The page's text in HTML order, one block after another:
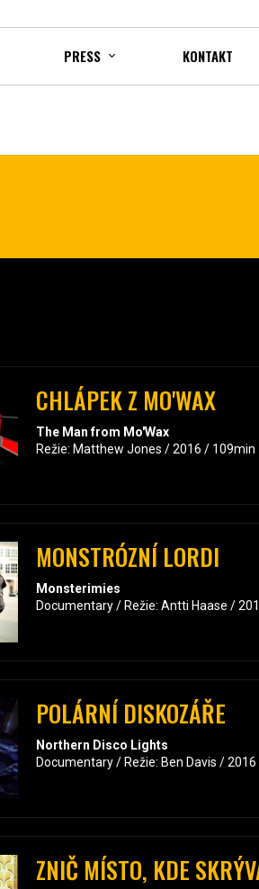
PRESS KONTAKT
CHLÁPEK Z MO'WAX
The Man from Mo'Wax
Režie: Matthew Jones / 2016 / 109min
MONSTRÓZNÍ LORDI
Monsterimies
Documentary / Režie: Antti Haase /
POLÁRNÍ DISKOZÁŘE
Northern Disco Lights
Documentary / Režie: Ben Davis /
ZNIČ MÍSTO, KDE